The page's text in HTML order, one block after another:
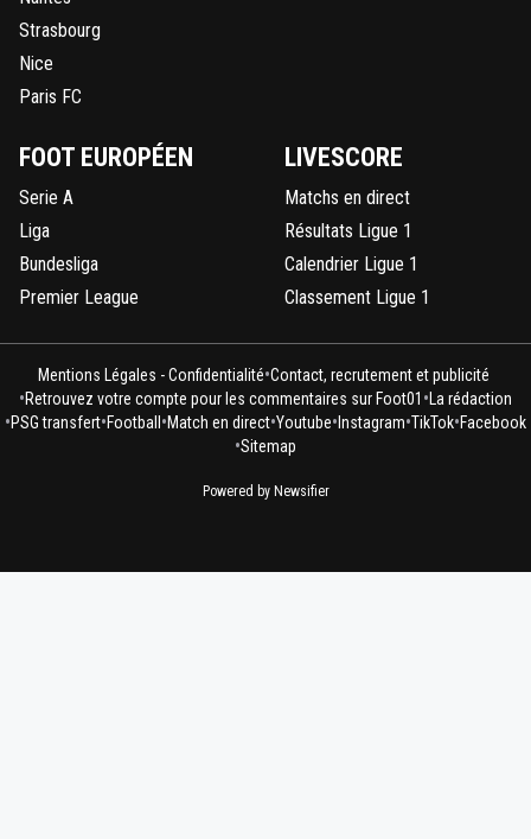
Strasbourg
Nice
Paris FC
FOOT EUROPÉEN
Serie A
Liga
Bundesliga
Premier League
LIVESCORE
Matchs en direct
Résultats Ligue 1
Calendrier Ligue 1
Classement Ligue 1
Mentions Légales - Confidentialité•Contact, recrutement et publicité
•Retrouvez votre compte pour les commentaires sur Foot01 •La rédaction
•PSG transfert•Football•Match en direct•Youtube•Instagram•TikTok•Facebook
•Sitemap
Powered by Newsifier